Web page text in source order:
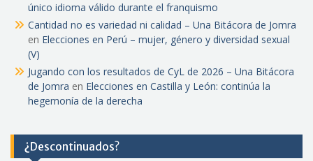
único idioma válido durante el franquismo
Cantidad no es variedad ni calidad – Una Bitácora de Jomra
en Elecciones en Perú – mujer, género y diversidad sexual
(V)
Jugando con los resultados de CyL de 2026 – Una Bitácora
de Jomra en Elecciones en Castilla y León: continúa la
hegemonía de la derecha
¿Descontinuados?